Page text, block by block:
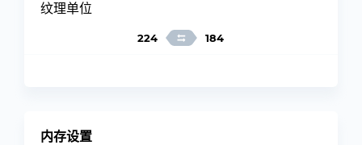
纹理单位
224 184
内存设置